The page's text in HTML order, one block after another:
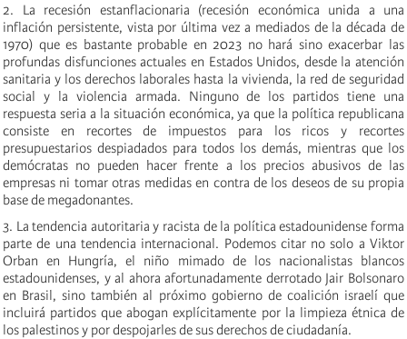
2. La recesión estanflacionaria (recesión económica unida a una
inflación persistente, vista por última vez a mediados de la década de
1970) que es bastante probable en 2023 no hará sino exacerbar las
profundas disfunciones actuales en Estados Unidos, desde la atención
sanitaria y los derechos laborales hasta la vivienda, la red de seguridad
social y la violencia armada. Ninguno de los partidos tiene una
respuesta seria a la situación económica, ya que la política republicana
consiste en recortes de impuestos para los ricos y recortes
presupuestarios despiadados para todos los demás, mientras que los
demócratas no pueden hacer frente a los precios abusivos de las
empresas ni tomar otras medidas en contra de los deseos de su propia
base de megadonantes.
3. La tendencia autoritaria y racista de la política estadounidense forma
parte de una tendencia internacional. Podemos citar no solo a Viktor
Orban en Hungría, el niño mimado de los nacionalistas blancos
estadounidenses, y al ahora afortunadamente derrotado Jair Bolsonaro
en Brasil, sino también al próximo gobierno de coalición israelí que
incluirá partidos que abogan explícitamente por la limpieza étnica de
los palestinos y por despojarles de sus derechos de ciudadanía.